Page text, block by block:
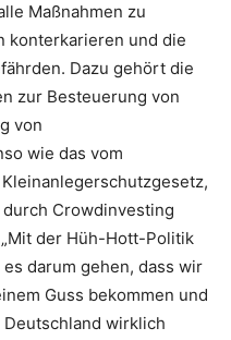
Maßnahmen zu
konterkarieren und die
Dazu gehört die
zur Besteuerung von
von
wie das vom
Crowdinvesting
der Hüh-Hott-Politik
darum gehen, dass wir
Guss bekommen und
wirklich